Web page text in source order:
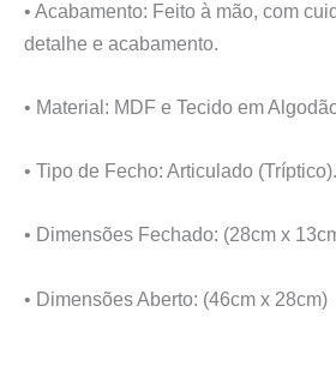
• Acabamento: Feito à mão, com
detalhe e acabamento.
• Material: MDF e Tecido em
• Tipo de Fecho: Articulado (Tríptico).
• Dimensões Fechado: (28cm x
• Dimensões Aberto: (46cm x 28cm)